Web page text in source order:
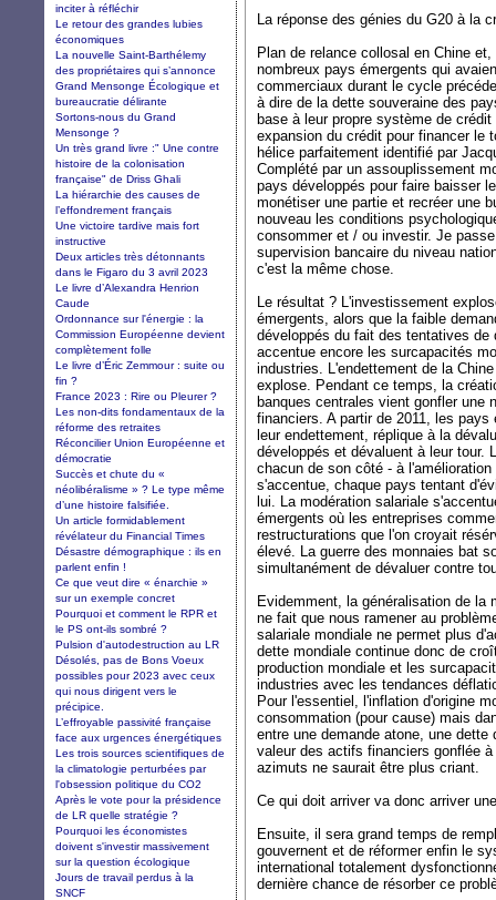
La réponse des génies du G20 à la
Plan de relance collosal en Chine
nombreux pays émergents qui
commerciaux durant le cycle
à dire de la dette souveraine des
base à leur propre système de
expansion du crédit pour financer le
hélice parfaitement identifié par
Complété par un assouplissement
pays développés pour faire baisser
monétiser une partie et recréer une
nouveau les conditions
consommer et / ou investir. Je
supervision bancaire du niveau
c'est la même chose.
Le résultat ? L'investissement
émergents, alors que la faible
développés du fait des tentatives
accentue encore les surcapacités
industries. L'endettement de la
explose. Pendant ce temps, la
banques centrales vient gonfler une
financiers. A partir de 2011, les
leur endettement, réplique à la
développés et dévaluent à leur tour.
chacun de son côté - à
s'accentue, chaque pays tentant
lui. La modération salariale
émergents où les entreprises
restructurations que l'on croyait
élevé. La guerre des monnaies bat
simultanément de dévaluer contre
Evidemment, la généralisation de la
ne fait que nous ramener au
salariale mondiale ne permet plus
dette mondiale continue donc de
production mondiale et les
industries avec les tendances
Pour l'essentiel, l'inflation d'origine
consommation (pour cause) mais
entre une demande atone, une
valeur des actifs financiers gonflée
azimuts ne saurait être plus criant.
Ce qui doit arriver va donc arriver
Ensuite, il sera grand temps de
gouvernent et de réformer enfin le
international totalement
dernière chance de résorber ce
inciter à réfléchir
Le retour des grandes lubies
économiques
La nouvelle Saint-Barthélemy
des propriétaires qui s’annonce
Grand Mensonge Écologique et
bureaucratie délirante
Sortons-nous du Grand
Mensonge ?
Un très grand livre :" Une contre
histoire de la colonisation
française" de Driss Ghali
La hiérarchie des causes de
l’effondrement français
Une victoire tardive mais fort
instructive
Deux articles très détonnants
dans le Figaro du 3 avril 2023
Le livre d’Alexandra Henrion
Caude
Ordonnance sur l'énergie : la
Commission Européenne devient
complètement folle
Le livre d’Éric Zemmour : suite ou
fin ?
France 2023 : Rire ou Pleurer ?
Les non-dits fondamentaux de la
réforme des retraites
Réconcilier Union Européenne et
démocratie
Succès et chute du «
néolibéralisme » ? Le type même
d’une histoire falsifiée.
Un article formidablement
révélateur du Financial Times
Désastre démographique : ils en
parlent enfin !
Ce que veut dire « énarchie »
sur un exemple concret
Pourquoi et comment le RPR et
le PS ont-ils sombré ?
Pulsion d'autodestruction au LR
Désolés, pas de Bons Voeux
possibles pour 2023 avec ceux
qui nous dirigent vers le
précipice.
L’effroyable passivité française
face aux urgences énergétiques
Les trois sources scientifiques de
la climatologie perturbées par
l'obsession politique du CO2
Après le vote pour la présidence
de LR quelle stratégie ?
Pourquoi les économistes
doivent s'investir massivement
sur la question écologique
Jours de travail perdus à la
SNCF